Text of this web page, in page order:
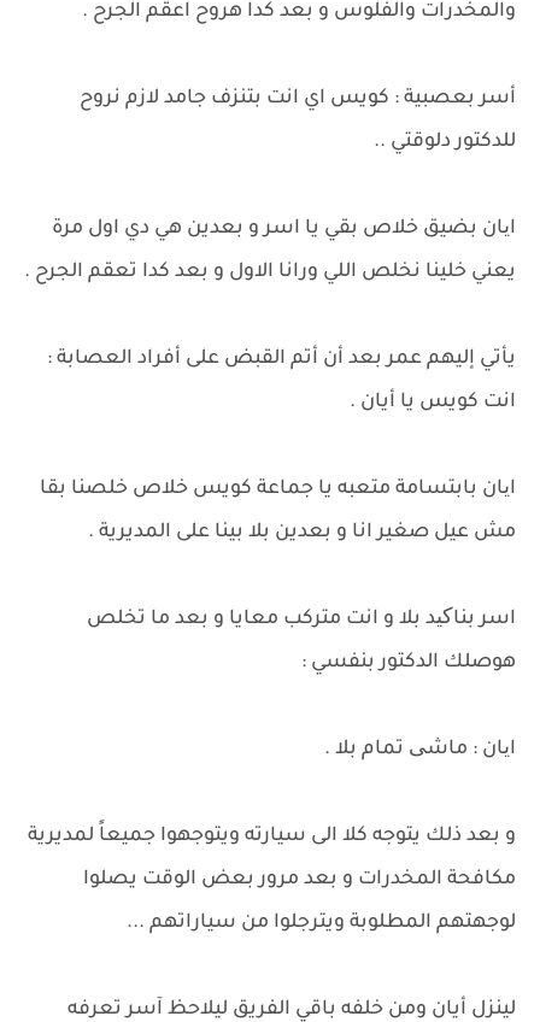
والمخدرات والفلوس و بعد كدا هروح اعقم الجرح .
أسر بعصبية : كويس اي انت بتنزف جامد لازم نروح
للدكتور دلوقتي ..
ایان بضيق خلاص بقي يا اسر و بعدين هي دي اول مرة
يعني خلينا نخلص اللي ورانا الاول و بعد كدا تعقم الجرح .
يأتي إليهم عمر بعد أن أتم القبض على أفراد العصابة :
انت كويس يا أيان .
ایان بابتسامة متعبه يا جماعة كويس خلاص خلصنا بقا
مش عيل صغير انا و بعدين بلا بينا على المديرية .
اسر بناکید بلا و انت متركب معايا و بعد ما تخلص
هوصلك الدكتور بنفسي :
ایان : ماشی تمام بلا .
و بعد ذلك يتوجه كلا الى سيارته ويتوجهوا جميعاً لمديرية
مكافحة المخدرات و بعد مرور بعض الوقت يصلوا
لوجهتهم المطلوبة ويترجلوا من سياراتهم ...
لينزل أيان ومن خلفه باقي الفريق ليلاحظ آسر تعرفه